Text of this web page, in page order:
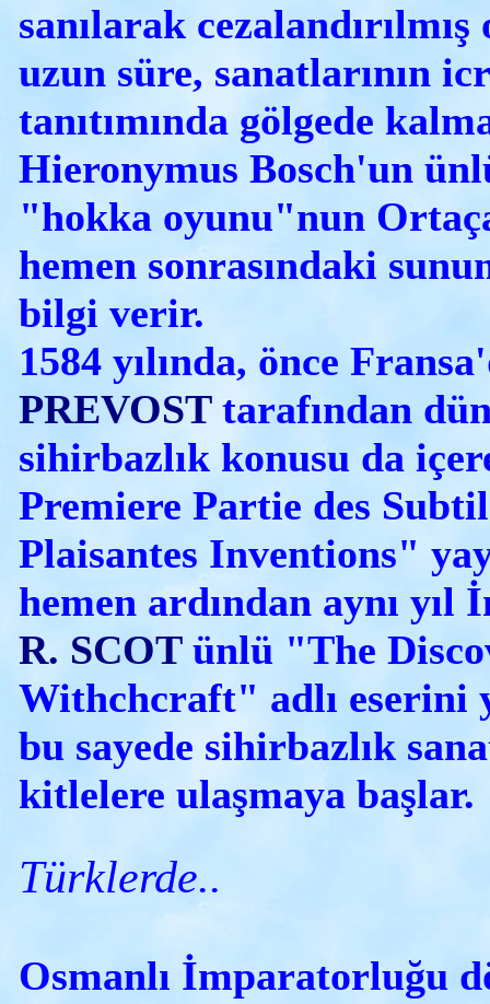
sanılarak
uzun süre, sanatlarının
tanıtımında gölgede
Hieronymus Bosch'un
"hokka oyunu"nun
hemen sonrasındaki
bilgi verir.
1584 yılında, önce
PREVOSTtarafından
sihirbazlık konusu da
Premiere Partie des
Plaisantes Inventions"
hemen ardından aynı
R. SCOTünlü "The
Withchcraft" adlı eserini
bu sayede sihirbazlık
kitlelere ulaşmaya başlar.
Türklerde..
Osmanlı İmparatorluğu